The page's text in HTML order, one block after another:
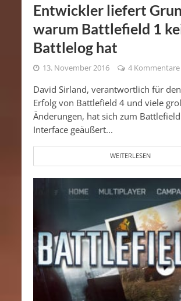
Entwickler liefert
warum Battlefield 1
Battlelog hat
13. November 2016 4 Kommentare
David Sirland, verantwortlich für
Erfolg von Battlefield 4 und viele
Änderungen, hat sich zum
Interface geäußert...
WEITERLESEN